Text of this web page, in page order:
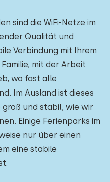
sind die WiFi-Netze im
Qualität und
Verbindung mit Ihrem
mit der Arbeit
wo fast alle
Im Ausland ist dieses
und stabil, wie wir
Einige Ferienparks im
nur über einen
eine stabile